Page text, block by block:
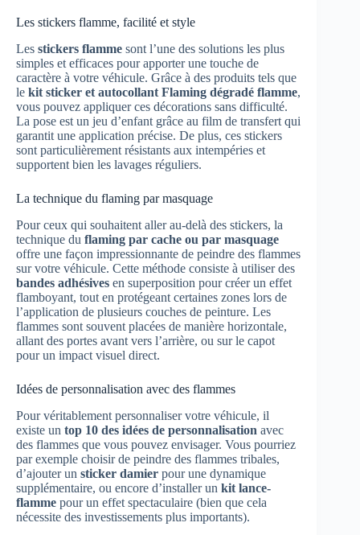
Les stickers flamme, facilité et style
Les stickers flamme sont l’une des solutions les plus
simples et efficaces pour apporter une touche de
caractère à votre véhicule. Grâce à des produits tels que
le kit sticker et autocollant Flaming dégradé flamme,
vous pouvez appliquer ces décorations sans difficulté.
La pose est un jeu d’enfant grâce au film de transfert qui
garantit une application précise. De plus, ces stickers
sont particulièrement résistants aux intempéries et
supportent bien les lavages réguliers.
La technique du flaming par masquage
Pour ceux qui souhaitent aller au-delà des stickers, la
technique du flaming par cache ou par masquage
offre une façon impressionnante de peindre des flammes
sur votre véhicule. Cette méthode consiste à utiliser des
bandes adhésives en superposition pour créer un effet
flamboyant, tout en protégeant certaines zones lors de
l’application de plusieurs couches de peinture. Les
flammes sont souvent placées de manière horizontale,
allant des portes avant vers l’arrière, ou sur le capot
pour un impact visuel direct.
Idées de personnalisation avec des flammes
Pour véritablement personnaliser votre véhicule, il
existe un top 10 des idées de personnalisation avec
des flammes que vous pouvez envisager. Vous pourriez
par exemple choisir de peindre des flammes tribales,
d’ajouter un sticker damier pour une dynamique
supplémentaire, ou encore d’installer un kit lance-
flamme pour un effet spectaculaire (bien que cela
nécessite des investissements plus importants).